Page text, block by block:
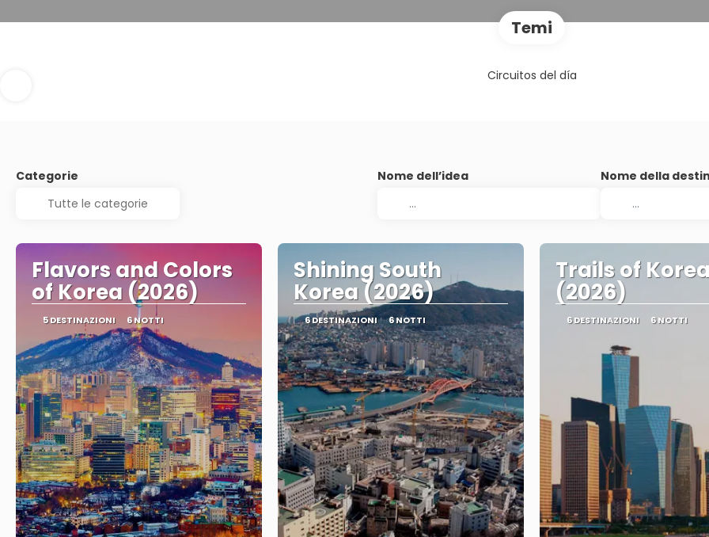
Temi
Circuitos del día
Categorie Nome dell’idea Nome della
Flavors and Colors
of Korea (2026)
5 DESTINAZIONI 6 NOTTI
Shining South
Korea (2026)
6 DESTINAZIONI 6 NOTTI
Trails of
(2026)
6 DESTINAZIONI 6 NOTTI